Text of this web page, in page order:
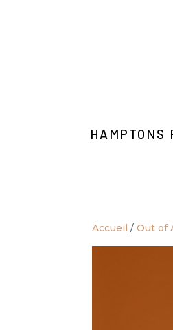
HAMPTONS
Accueil /Out of